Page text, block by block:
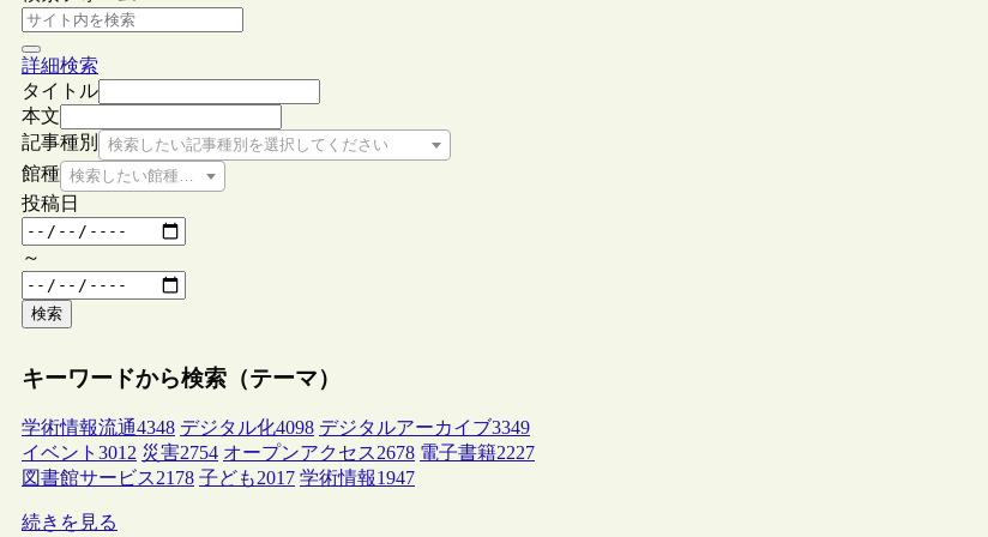
詳細検索
タイトル
本文
記事種別
検索したい記事種別を選択してください
館種 検索したい館種を選択してください
投稿日
～
検索
キーワードから検索（テーマ）
学術情報流通4348 デジタル化4098 デジタルアーカイブ3349
イベント 3012 災害2754 オープンアクセス2678 電子書籍2227
図書館サービス2178 子ども2017 学術情報1947
続きを見る